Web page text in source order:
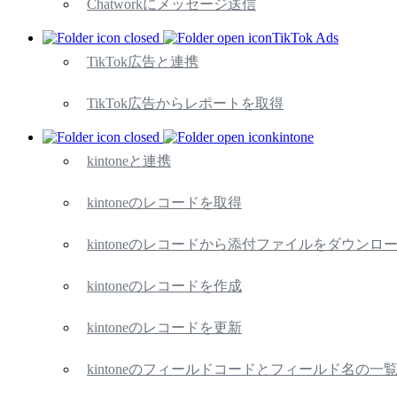
Chatworkにメッセージ送信
TikTok Ads
TikTok広告と連携
TikTok広告からレポートを取得
kintone
kintoneと連携
kintoneのレコードを取得
kintoneのレコードから添付ファイルをダウンロ
kintoneのレコードを作成
kintoneのレコードを更新
kintoneのフィールドコードとフィールド名の一